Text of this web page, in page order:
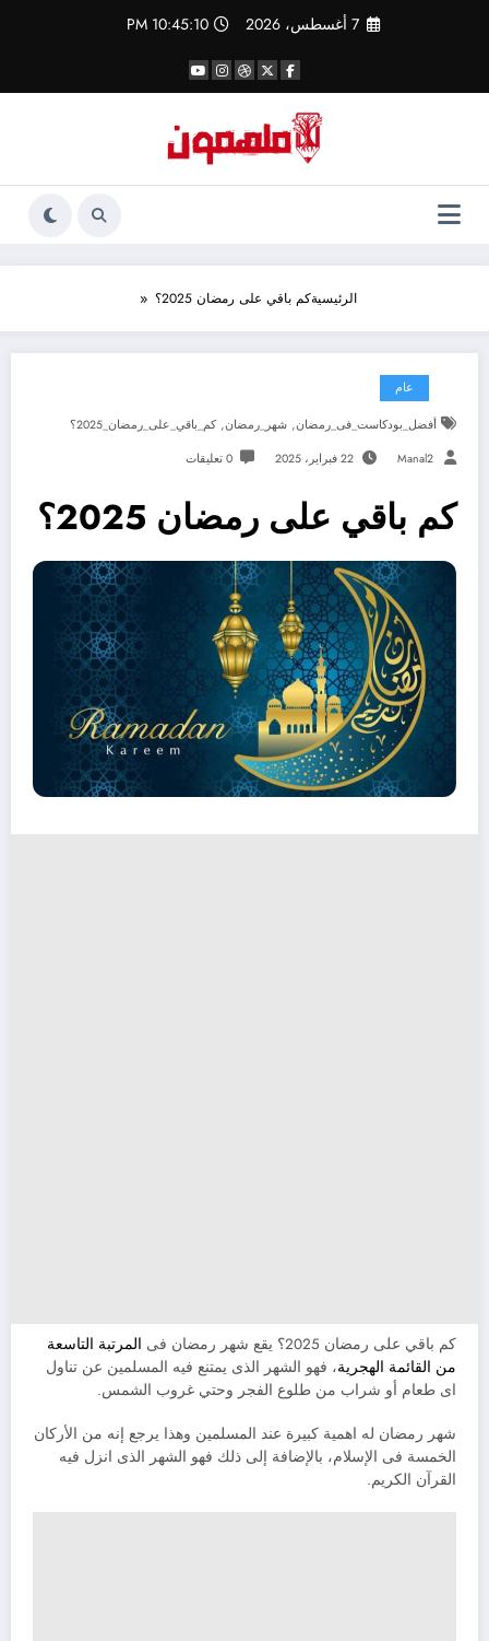
7 أغسطس، 2026 10:45:11 PM
الرئيسيةكم باقي على رمضان 2025؟
عام
أفضل_بودكاست_فى_رمضان, شهر_رمضان,كم_باقي_على_رمضان_2025؟
Manal2 22 فبراير، 2025 0 تعليقات
كم باقي على رمضان 2025؟
كم باقي على رمضان 2025؟ يقع شهر رمضان فى
المرتبة التاسعة
من القائمة الهجرية، فهو الشهر الذى يمتنع فيه المسلمين عن تناول
اى طعام أو شراب من طلوع الفجر وحتي غروب الشمس.
شهر رمضان له اهمية كبيرة عند المسلمين وهذا يرجع إنه من الأركان
الخمسة فى الإسلام، بالإضافة إلى ذلك فهو الشهر الذى انزل فيه
القرآن الكريم.